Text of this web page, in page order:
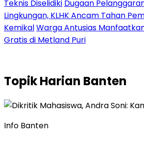
Teknis Diselidiki Dugaan
Lingkungan, KLHK Ancam Tahan
KemikalWarga Antusias
Gratis di Metland Puri
TopikHarian Banten
Info Banten